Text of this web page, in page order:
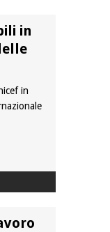
in
in